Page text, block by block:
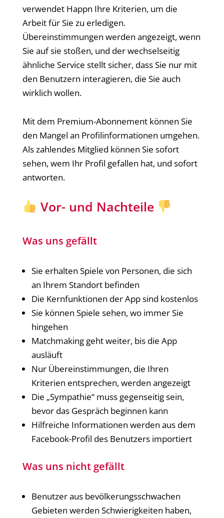
verwendet Happn Ihre Kriterien, um die
Arbeit für Sie zu erledigen.
Übereinstimmungen werden angezeigt, wenn
Sie auf sie stoßen, und der wechselseitig
ähnliche Service stellt sicher, dass Sie nur mit
den Benutzern interagieren, die Sie auch
wirklich wollen.
Mit dem Premium-Abonnement können Sie
den Mangel an Profilinformationen umgehen.
Als zahlendes Mitglied können Sie sofort
sehen, wem Ihr Profil gefallen hat, und sofort
antworten.
Vor- und Nachteile
Was uns gefällt
Sie erhalten Spiele von Personen, die sich
an Ihrem Standort befinden
Die Kernfunktionen der App sind kostenlos
Sie können Spiele sehen, wo immer Sie
hingehen
Matchmaking geht weiter, bis die App
ausläuft
Nur Übereinstimmungen, die Ihren
Kriterien entsprechen, werden angezeigt
Die „Sympathie“ muss gegenseitig sein,
bevor das Gespräch beginnen kann
Hilfreiche Informationen werden aus dem
Facebook-Profil des Benutzers importiert
Was uns nicht gefällt
Benutzer aus bevölkerungsschwachen
Gebieten werden Schwierigkeiten haben,